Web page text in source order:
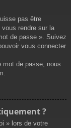
pas être
rendre sur la
de passe ». Suivez
vous connecter
mot de passe, nous
?
» lors de votre